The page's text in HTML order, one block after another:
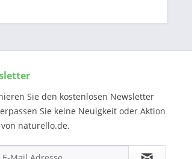
Sie den kostenlosen Newsletter
Sie keine Neuigkeit oder Aktion
naturello.de.